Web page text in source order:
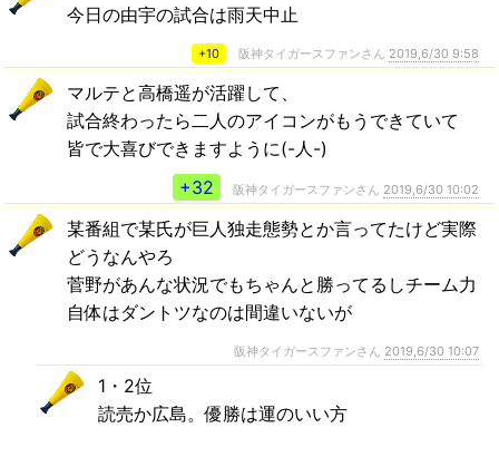
今日の由宇の試合は雨天中止
+10 阪神タイガースファンさん 2019,6/30 9:58
マルテと高橋遥が活躍して、
試合終わったら二人のアイコンがもうできていて
皆で大喜びできますように(-人-)
+32
阪神タイガースファンさん 2019,6/30 10:02
某番組で某氏が巨人独走態勢とか言ってたけど実際
どうなんやろ
菅野があんな状況でもちゃんと勝ってるしチーム力
自体はダントツなのは間違いないが
阪神タイガースファンさん 2019,6/30 10:07
1・2位
読売か広島。優勝は運のいい方